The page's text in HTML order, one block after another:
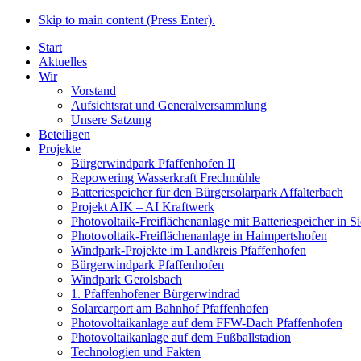
Skip to main content (Press Enter).
Start
Aktuelles
Wir
Vorstand
Aufsichtsrat und Generalversammlung
Unsere Satzung
Beteiligen
Projekte
Bürgerwindpark Pfaffenhofen II
Repowering Wasserkraft Frechmühle
Batteriespeicher für den Bürgersolarpark Affalterbach
Projekt AIK – AI Kraftwerk
Photovoltaik-Freiflächenanlage mit Batteriespeicher in
Photovoltaik-Freiflächenanlage in Haimpertshofen
Windpark-Projekte im Landkreis Pfaffenhofen
Bürgerwindpark Pfaffenhofen
Windpark Gerolsbach
1. Pfaffenhofener Bürgerwindrad
Solarcarport am Bahnhof Pfaffenhofen
Photovoltaikanlage auf dem FFW-Dach Pfaffenhofen
Photovoltaikanlage auf dem Fußballstadion
Technologien und Fakten